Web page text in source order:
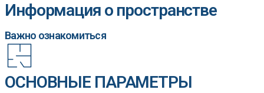
Информация о пространстве
Важно ознакомиться
ОСНОВНЫЕ ПАРАМЕТРЫ